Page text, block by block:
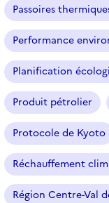
n
é
)
Passoires
Performance
Planification
Produit pétrolier
Protocole de Kyoto
Réchauffement
Région Centre-Val